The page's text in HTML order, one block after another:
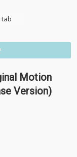
Motion
Version)